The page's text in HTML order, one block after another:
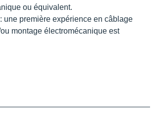
ou équivalent.
une première expérience en câblage
montage électromécanique est